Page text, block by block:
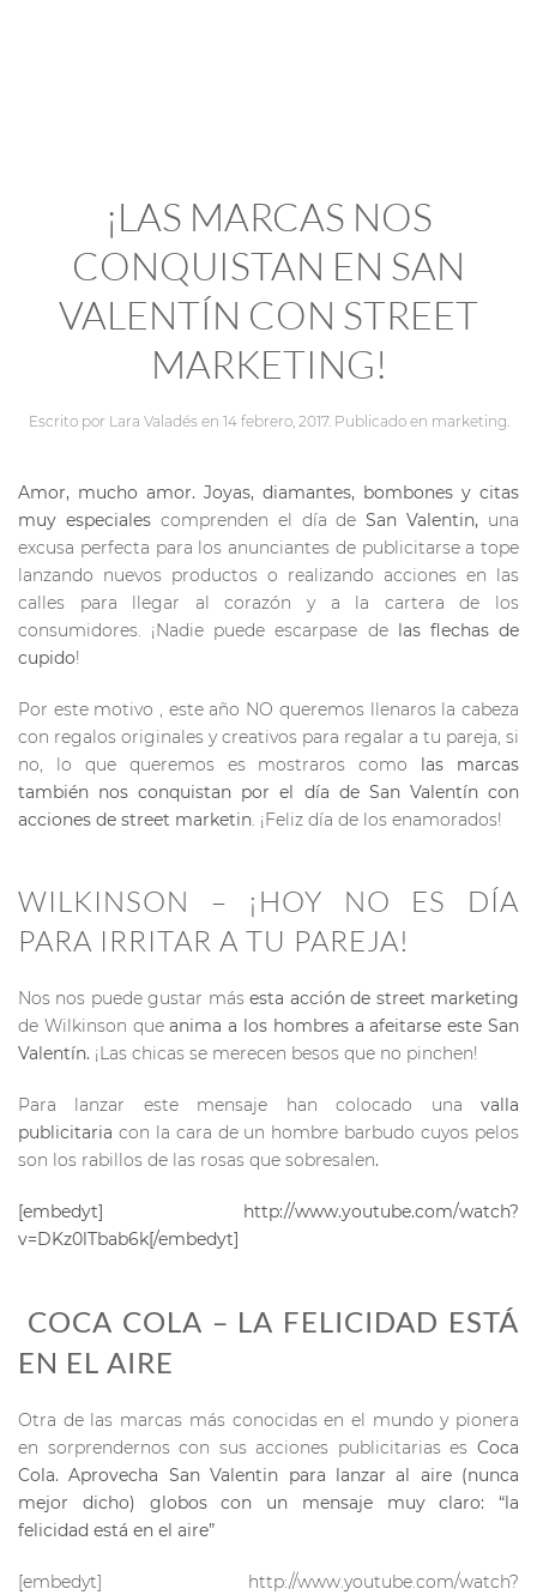
¡LAS MARCAS NOS
CONQUISTAN EN SAN
VALENTÍN CON STREET
MARKETING!
Escrito por Lara Valadésen 14 febrero, 2017. Publicado en marketing.
Amor, mucho amor. Joyas, diamantes, bombones y citas
muy especialescomprenden el día deSan Valentin, una
excusa perfecta para los anunciantes de publicitarse a tope
lanzando nuevos productos o realizando acciones en las
calles para llegar al corazón y a la cartera de los
consumidores. ¡Nadie puede escarpase de
las flechas de
cupido!
Por este motivo , este año NO queremos llenaros la cabeza
con regalos originales y creativos para regalar a tu pareja, si
no, lo que queremos es mostraros como
las marcas
también nos conquistan por el día de San Valentín con
acciones de street marketin. ¡Feliz día de los enamorados!
WILKINSON – ¡HOY NO ES DÍA
PARA IRRITAR A TU PAREJA!
Nos nos puede gustar másesta acción de street marketing
de Wilkinson queanima a los hombres a afeitarse este San
Valentín. ¡Las chicas se merecen besos que no pinchen!
Para lanzar este mensaje han colocado una valla
publicitaria con la cara de un hombre barbudo cuyos pelos
son los rabillos de las rosas que sobresalen.
[embedyt] http://www.youtube.com/watch?
v=DKz0lTbab6k[/embedyt]
COCA COLA – LA FELICIDAD ESTÁ
EN EL AIRE
Otra de las marcas más conocidas en el mundo y pionera
en sorprendernos con sus acciones publicitarias es Coca
Cola. Aprovecha San Valentin para lanzar al aire (nunca
mejor dicho) globos con un mensaje muy claro: “la
felicidad está en el aire”
[embedyt] http://www.youtube.com/watch?